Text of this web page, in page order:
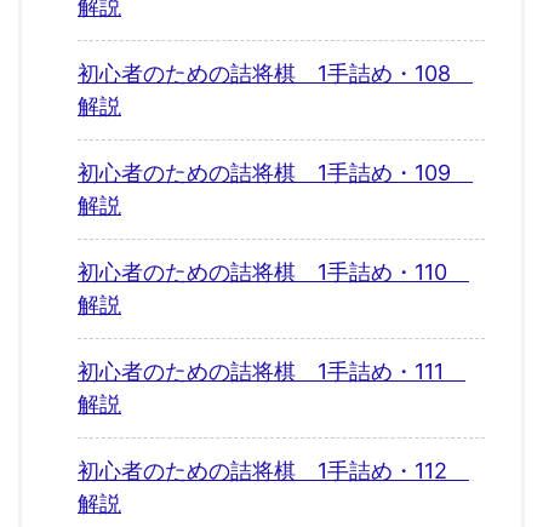
解説
初心者のための詰将棋 1手詰め・108
解説
初心者のための詰将棋 1手詰め・109
解説
初心者のための詰将棋 1手詰め・110
解説
初心者のための詰将棋 1手詰め・111
解説
初心者のための詰将棋 1手詰め・112
解説